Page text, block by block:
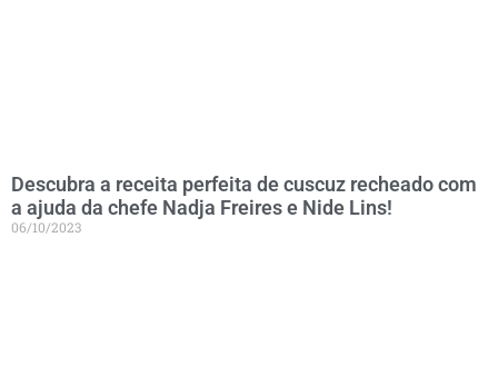
Descubra a receita perfeita de cuscuz recheado com
a ajuda da chefe Nadja Freires e Nide Lins!
06/10/2023